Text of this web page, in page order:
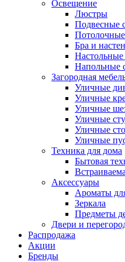
Освещение
Люстры
Подвесные
Бра и
Напольные
Загородная
Уличные
Уличные
Уличные
Уличные
Уличные
Уличные
Техника для дома
Бытовая
Аксессуары
Ароматы
Зеркала
Предметы
Двери и
Распродажа
Акции
Бренды